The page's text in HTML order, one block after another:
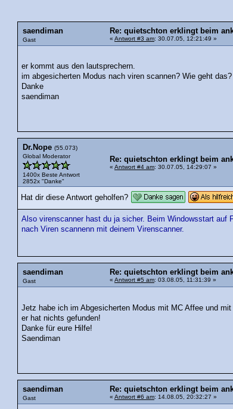
saendiman
Gast
Re: quietschton erklingt beim
« Antwort #3 am: 30.07.05, 12:21:49 »
er kommt aus den lautsprechern.
im abgesicherten Modus nach viren scannen? Wie geht das?
Danke
saendiman
Dr.Nope (55.073)
Global Moderator
1400x Beste Antwort
2852x "Danke"
Re: quietschton erklingt beim
« Antwort #4 am: 30.07.05, 14:29:07 »
Hat dir diese Antwort geholfen?
Also virenscanner hast du ja sicher. Beim Windowsstart auf
nach Viren scannenn mit deinem Virenscanner.
saendiman
Gast
Re: quietschton erklingt beim
« Antwort #5 am: 03.08.05, 11:31:39 »
Jetz habe ich im Abgesicherten Modus mit MC Affee und
er hat nichts gefunden!
Danke für eure Hilfe!
Saendiman
saendiman
Gast
Re: quietschton erklingt beim
« Antwort #6 am: 14.08.05, 20:32:27 »